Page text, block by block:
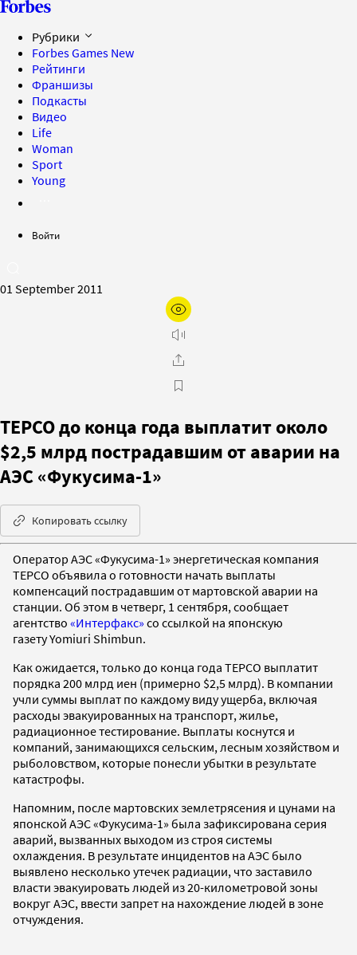
Рубрики
Forbes Games New
Рейтинги
Франшизы
Подкасты
Видео
Life
Woman
Sport
Young
Войти
01 September 2011
TEPCO до конца года выплатит около
$2,5 млрд пострадавшим от аварии на
АЭС «Фукусима-1»
Копировать ссылку
Оператор АЭС «Фукусима-1» энергетическая компания
TEPCO объявила о готовности начать выплаты
компенсаций пострадавшим от мартовской аварии на
станции. Об этом в четверг, 1 сентября, сообщает
агентство «Интерфакс» со ссылкой на японскую
газету Yomiuri Shimbun.
Как ожидается, только до конца года TEPCO выплатит
порядка 200 млрд иен (примерно $2,5 млрд). В компании
учли суммы выплат по каждому виду ущерба, включая
расходы эвакуированных на транспорт, жилье,
радиационное тестирование. Выплаты коснутся и
компаний, занимающихся сельским, лесным хозяйством и
рыболовством, которые понесли убытки в результате
катастрофы.
Напомним, после мартовских землетрясения и цунами на
японской АЭС «Фукусима-1» была зафиксирована серия
аварий, вызванных выходом из строя системы
охлаждения. В результате инцидентов на АЭС было
выявлено несколько утечек радиации, что заставило
власти эвакуировать людей из 20-километровой зоны
вокруг АЭС, ввести запрет на нахождение людей в зоне
отчуждения.